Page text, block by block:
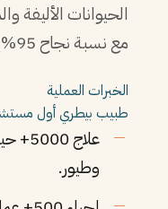
مع نسبة نجاح 95% في العمليات الجراحية.
الخبرات العملية
طبيب بيطري أول
وطيور.